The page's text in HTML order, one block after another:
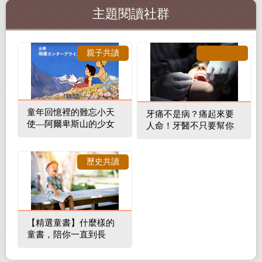
主題閱讀社群
童年回憶裡的難忘小天
使—阿爾卑斯山的少女
親子共讀
牙痛不是病？痛起來要
人命！牙醫不只要幫你
【精選童書】什麼樣的
童書，陪你一直到長
歷史共讀